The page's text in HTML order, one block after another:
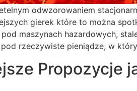
odwzorowaniem
gierek które to można
maszynach hazardowych,
rzeczywiste pieniądze, w
Propozycje